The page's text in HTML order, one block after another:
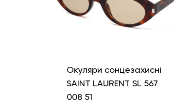
Окуляри сонцезахисні
SAINT LAURENT SL 567
008 51